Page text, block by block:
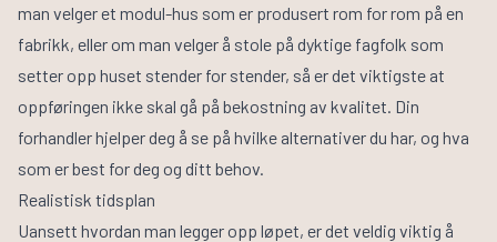
man velger et modul-hus som er produsert rom for rom på en
fabrikk, eller om man velger å stole på dyktige fagfolk som
setter opp huset stender for stender, så er det viktigste at
oppføringen ikke skal gå på bekostning av kvalitet. Din
forhandler hjelper deg å se på hvilke alternativer du har, og hva
som er best for deg og ditt behov.
Realistisk tidsplan
Uansett hvordan man legger opp løpet, er det veldig viktig å